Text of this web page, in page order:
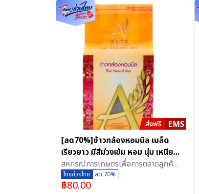
[ลด70%]ข้าวกล้องหอมนิล เมล็ด
เรียวยาว มีสีม่วงเข้ม หอม นุ่ม เหนียว
ตรา Arice ขนาด 1 กิโลกรัม (อัด
สุญญากาศ)
สหกรณ์การเกษตรเพื่อการตลาดลูกค้า
ธ.ก.ส.สุรินทร์ จำกัด
ไทยช่วยไทย ลด 70%
฿80.00